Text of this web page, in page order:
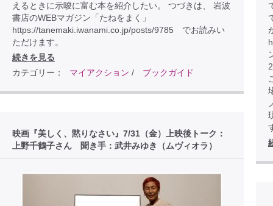
えるときに示唆に富む本を紹介したい。 つづきは、 岩波
書店のWEBマガジン「たねをまく」
https://tanemaki.iwanami.co.jp/posts/9785 でお読みい
ただけます。
続きを見る
カテゴリー：
マイアクション / ブックガイド
映画『美しく、黙りなさい』7/31（金）上映後トーク：
上野千鶴子さん 聞き手：武井みゆき（ムヴィオラ）